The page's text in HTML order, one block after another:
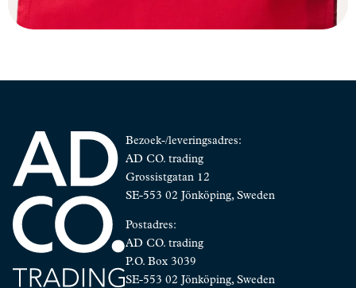
Bezoek-/leveringsadres:
AD CO. trading
Grossistgatan 12
SE-553 02 Jönköping, Sweden
Postadres:
AD CO. trading
P.O. Box 3039
SE-553 02 Jönköping, Sweden